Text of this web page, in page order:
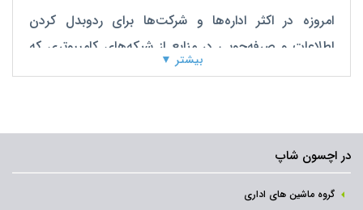
امروزه در اکثر اداره‌ها و شرکت‌ها برای ردوبدل کردن
اطلاعات و صرفه‌جویی در منابع از شبکه‌های کامپیوتری که
زمینه‌ی برقراری ارتباط بین کامپیوترها و دیگر تجهیزات را
برای ایجاد شبکه موردنیاز است.
بیشتر ▼
در اچسون شاپ
گروه ماشین های اداری